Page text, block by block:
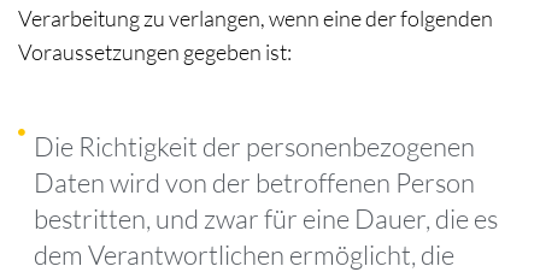
Verarbeitung zu verlangen, wenn eine der folgenden
Voraussetzungen gegeben ist:
Die Richtigkeit der personenbezogenen
Daten wird von der betroffenen Person
bestritten, und zwar für eine Dauer, die es
dem Verantwortlichen ermöglicht, die